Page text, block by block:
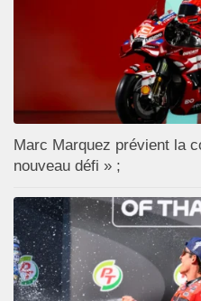
Marc Marquez prévient la
nouveau défi » ;